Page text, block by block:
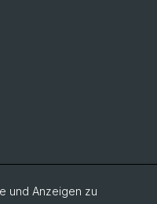
und Anzeigen zu